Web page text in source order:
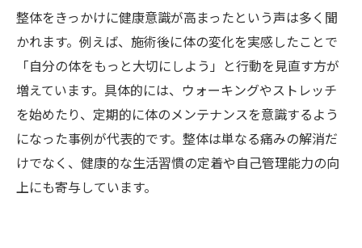
整体をきっかけに健康意識が高まったという声は多く聞
かれます。例えば、施術後に体の変化を実感したことで
「自分の体をもっと大切にしよう」と行動を見直す方が
増えています。具体的には、ウォーキングやストレッチ
を始めたり、定期的に体のメンテナンスを意識するよう
になった事例が代表的です。整体は単なる痛みの解消だ
けでなく、健康的な生活習慣の定着や自己管理能力の向
上にも寄与しています。